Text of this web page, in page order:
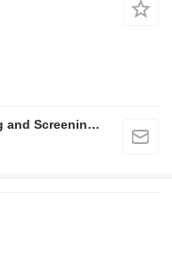
FABO Mobile & Stationary Crushing and Screening Plants | Concrete Batching Plants Manufacturer